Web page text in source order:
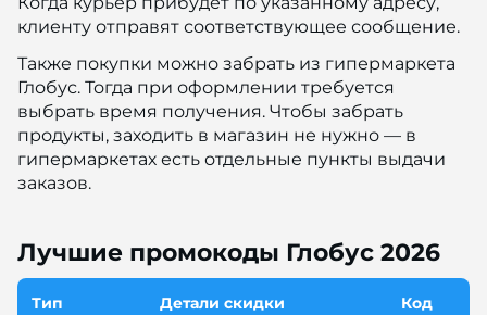
клиенту отправят соответствующее сообщение.
Также покупки можно забрать из гипермаркета
Глобус. Тогда при оформлении требуется
выбрать время получения. Чтобы забрать
продукты, заходить в магазин не нужно — в
гипермаркетах есть отдельные пункты выдачи
заказов.
Лучшие промокоды Глобус 2026
Тип Детали скидки Код